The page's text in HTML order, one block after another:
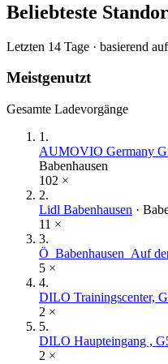
Beliebteste
Letzten 14 Tage · basierend
Meistgenutzt
Gesamte Ladevorgänge
1 .
AUMOVIO Germany
Babenhausen
102 ×
2.
Lidl Babenhausen ·
11 ×
3.
Ö_Babenhausen_Auf
5 ×
4.
DILO Trainingscenter,
2 ×
5.
DILO Haupteingang ,
2 ×